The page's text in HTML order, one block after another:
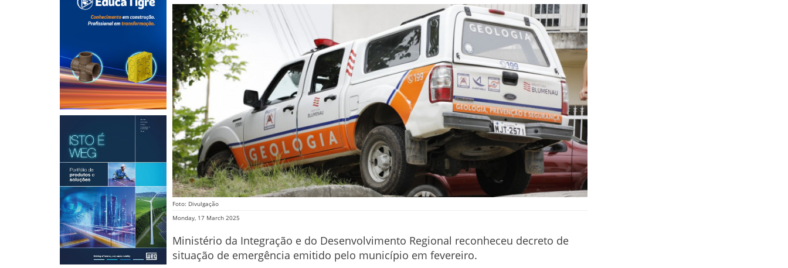
Foto: Divulgação
Monday, 17 March 2025
Ministério da Integração e do Desenvolvimento Regional reconheceu decreto de
situação de emergência emitido pelo município em fevereiro.